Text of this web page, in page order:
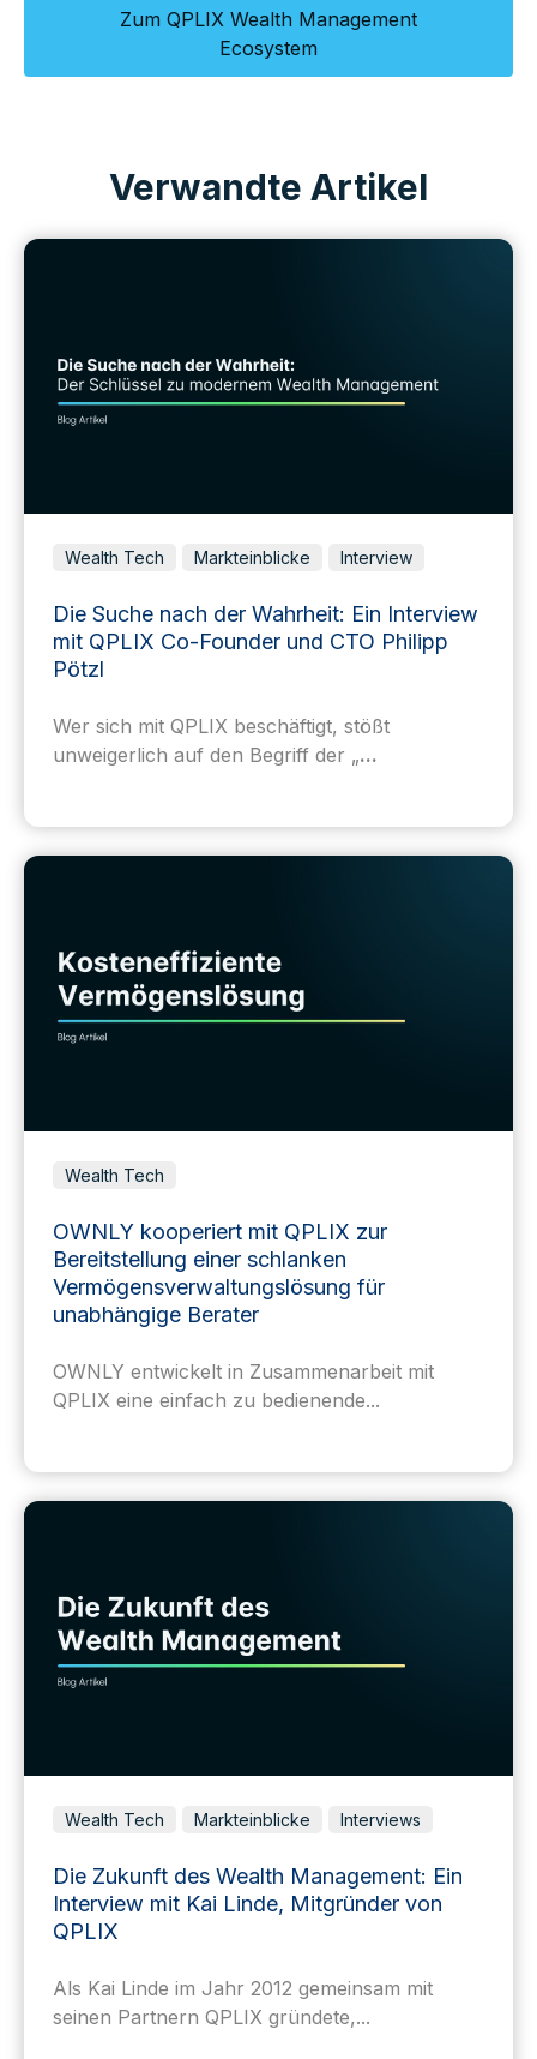
Zum QPLIX Wealth Management
Ecosystem
Verwandte Artikel
Wealth Tech Markteinblicke Interview
Die Suche nach der Wahrheit: Ein Interview
mit QPLIX Co-Founder und CTO Philipp
Pötzl
Wer sich mit QPLIX beschäftigt, stößt
unweigerlich auf den Begriff der „...
Wealth Tech
OWNLY kooperiert mit QPLIX zur
Bereitstellung einer schlanken
Vermögensverwaltungslösung für
unabhängige Berater
OWNLY entwickelt in Zusammenarbeit mit
QPLIX eine einfach zu bedienende...
Wealth Tech Markteinblicke Interviews
Die Zukunft des Wealth Management: Ein
Interview mit Kai Linde, Mitgründer von
QPLIX
Als Kai Linde im Jahr 2012 gemeinsam mit
seinen Partnern QPLIX gründete,...